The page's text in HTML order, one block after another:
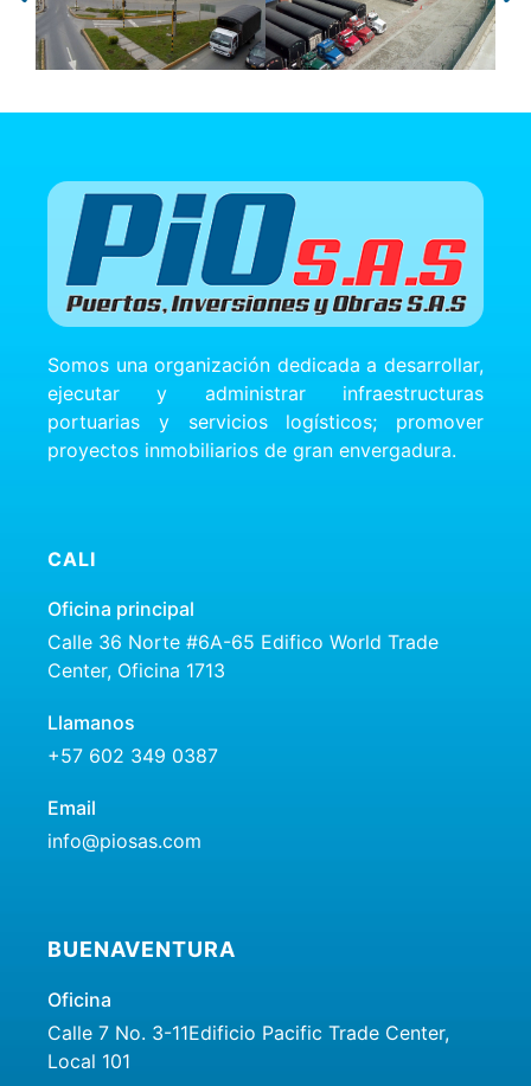
Somos una organización dedicada a desarrollar,
ejecutar y administrar infraestructuras
portuarias y servicios logísticos; promover
proyectos inmobiliarios de gran envergadura.
CALI
Oficina principal
Calle 36 Norte #6A-65 Edifico World Trade
Center, Oficina 1713
Llamanos
+57 602 349 0387
Email
info@piosas.com
BUENAVENTURA
Oficina
Calle 7 No. 3-11Edificio Pacific Trade Center,
Local 101